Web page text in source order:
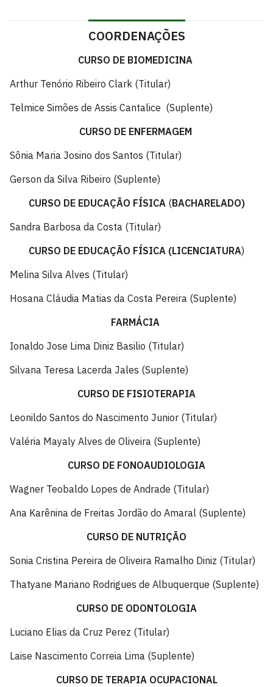
COORDENAÇÕES
CURSO DE BIOMEDICINA
Arthur Tenório Ribeiro Clark (Titular)
Telmice Simões de Assis Cantalice (Suplente)
CURSO DE ENFERMAGEM
Sônia Maria Josino dos Santos (Titular)
Gerson da Silva Ribeiro (Suplente)
CURSO DE EDUCAÇÃO FÍSICA(BACHARELADO)
Sandra Barbosa da Costa (Titular)
CURSO DE EDUCAÇÃO FÍSICA (LICENCIATURA)
Melina Silva Alves (Titular)
Hosana Cláudia Matias da Costa Pereira (Suplente)
FARMÁCIA
Ionaldo Jose Lima Diniz Basilio (Titular)
Silvana Teresa Lacerda Jales (Suplente)
CURSO DE FISIOTERAPIA
Leonildo Santos do Nascimento Junior (Titular)
Valéria Mayaly Alves de Oliveira (Suplente)
CURSO DE FONOAUDIOLOGIA
Wagner Teobaldo Lopes de Andrade (Titular)
Ana Karênina de Freitas Jordão do Amaral (Suplente)
CURSO DE NUTRIÇÃO
Sonia Cristina Pereira de Oliveira Ramalho Diniz (Titular)
Thatyane Mariano Rodrigues de Albuquerque (Suplente)
CURSO DE ODONTOLOGIA
Luciano Elias da Cruz Perez (Titular)
Laise Nascimento Correia Lima (Suplente)
CURSO DE TERAPIA OCUPACIONAL